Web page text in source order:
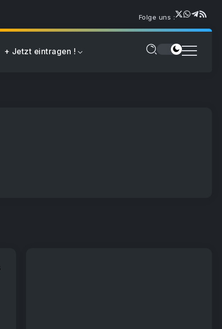
Folge uns :
+ Jetzt eintragen !